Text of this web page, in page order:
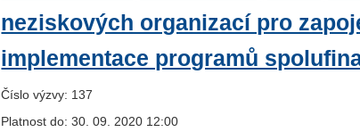
neziskových organizací pro
implementace programů
Číslo výzvy: 137
Platnost do: 30. 09. 2020 12:00